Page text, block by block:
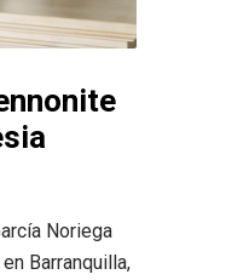
Noriega
Barranquilla,